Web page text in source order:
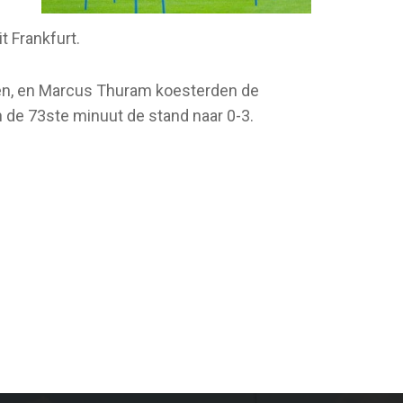
Frankfurt.
en Marcus Thuram koesterden de
73ste minuut de stand naar 0-3.